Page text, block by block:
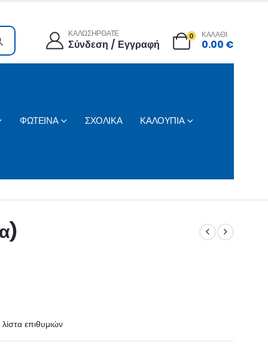
ΚΑΛΩΣΗΡΘΑΤΕ
Σύνδεση / Εγγραφή
0 ΚΑΛΑΘΙ
0.00 €
ΦΩΤΕΙΝΑ ΣΧΟΛΙΚΑ ΚΑΛΟΥΠΙΑ
επιθυμιών